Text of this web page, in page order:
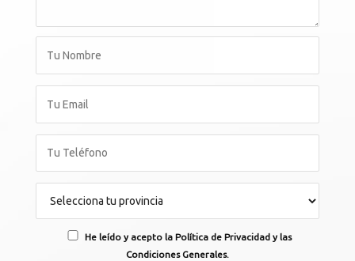
He leído y acepto la Política de Privacidad y las
Condiciones Generales.